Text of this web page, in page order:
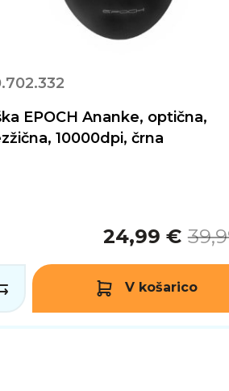
EPOCH Ananke, optična,
10000dpi, črna
24,99 €
V košarico